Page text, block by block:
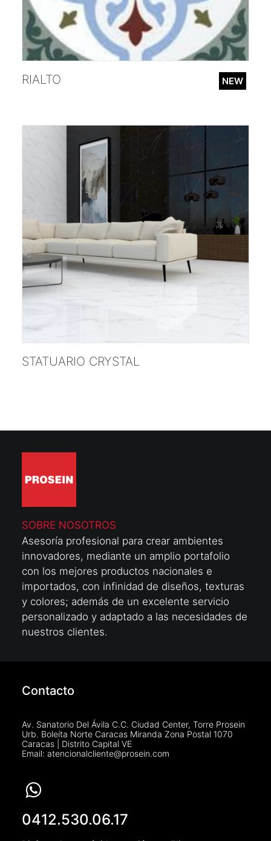
RIALTO NEW
STATUARIO CRYSTAL
SOBRE NOSOTROS
Asesoría profesional para crear ambientes
innovadores, mediante un amplio portafolio
con los mejores productos nacionales e
importados, con infinidad de diseños, texturas
y colores; además de un excelente servicio
personalizado y adaptado a las necesidades de
nuestros clientes.
Contacto
Av. Sanatorio Del Ávila C.C. Ciudad Center, Torre Prosein
Urb. Boleíta Norte Caracas Miranda Zona Postal 1070
Caracas | Distrito Capital VE
Email: atencionalcliente@prosein.com
0412.530.06.17